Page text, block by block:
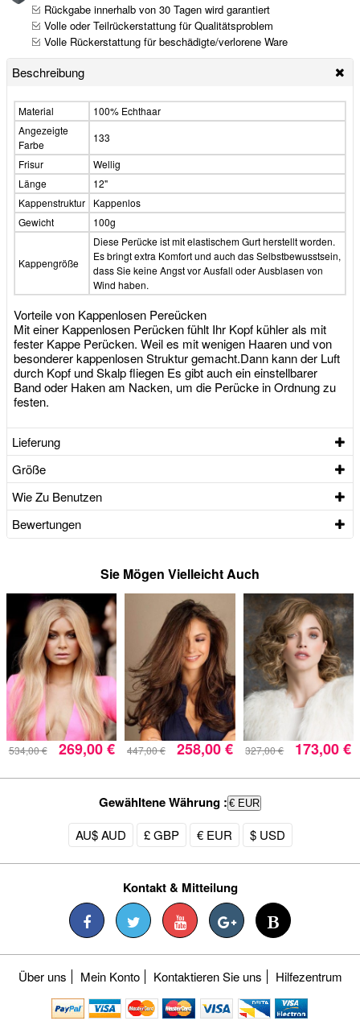
Rückgabe innerhalb von 30 Tagen wird garantiert
Volle oder Teilrückerstattung für Qualitätsproblem
Volle Rückerstattung für beschädigte/verlorene Ware
Beschreibung
Material
100% Echthaar
Angezeigte
Farbe
133
Frisur
Wellig
Länge
12"
Kappenstruktur
Kappenlos
Gewicht
100g
Kappengröße
Diese Perücke ist mit elastischem Gurt herstellt worden.
Es bringt extra Komfort und auch das Selbstbewusstsein,
dass Sie keine Angst vor Ausfall oder Ausblasen von
Wind haben.
Vorteile von Kappenlosen Pereücken
Mit einer Kappenlosen Perücken fühlt Ihr Kopf kühler als mit
fester Kappe Perücken. Weil es mit wenigen Haaren und von
besonderer kappenlosen Struktur gemacht.Dann kann der Luft
durch Kopf und Skalp fliegen Es gibt auch ein einstellbarer
Band oder Haken am Nacken, um die Perücke in Ordnung zu
festen.
Lieferung
Größe
Wie Zu Benutzen
Bewertungen
Sie Mögen Vielleicht Auch
534,00 € 269,00 € 447,00 € 258,00 € 327,00 € 173,00 €
Gewähltene Währung : € EUR
AU$ AUD £ GBP € EUR $ USD
Kontakt & Mitteilung
Über uns Mein Konto Kontaktieren Sie uns Hilfezentrum